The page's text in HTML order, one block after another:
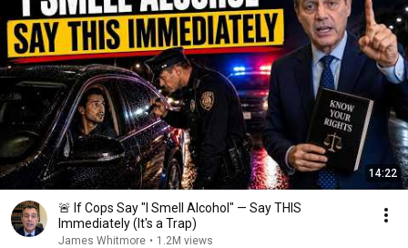
14:22
🚨 If Cops Say "I Smell Alcohol" — Say THIS
Immediately (It's a Trap)
James Whitmore • 1.2M views